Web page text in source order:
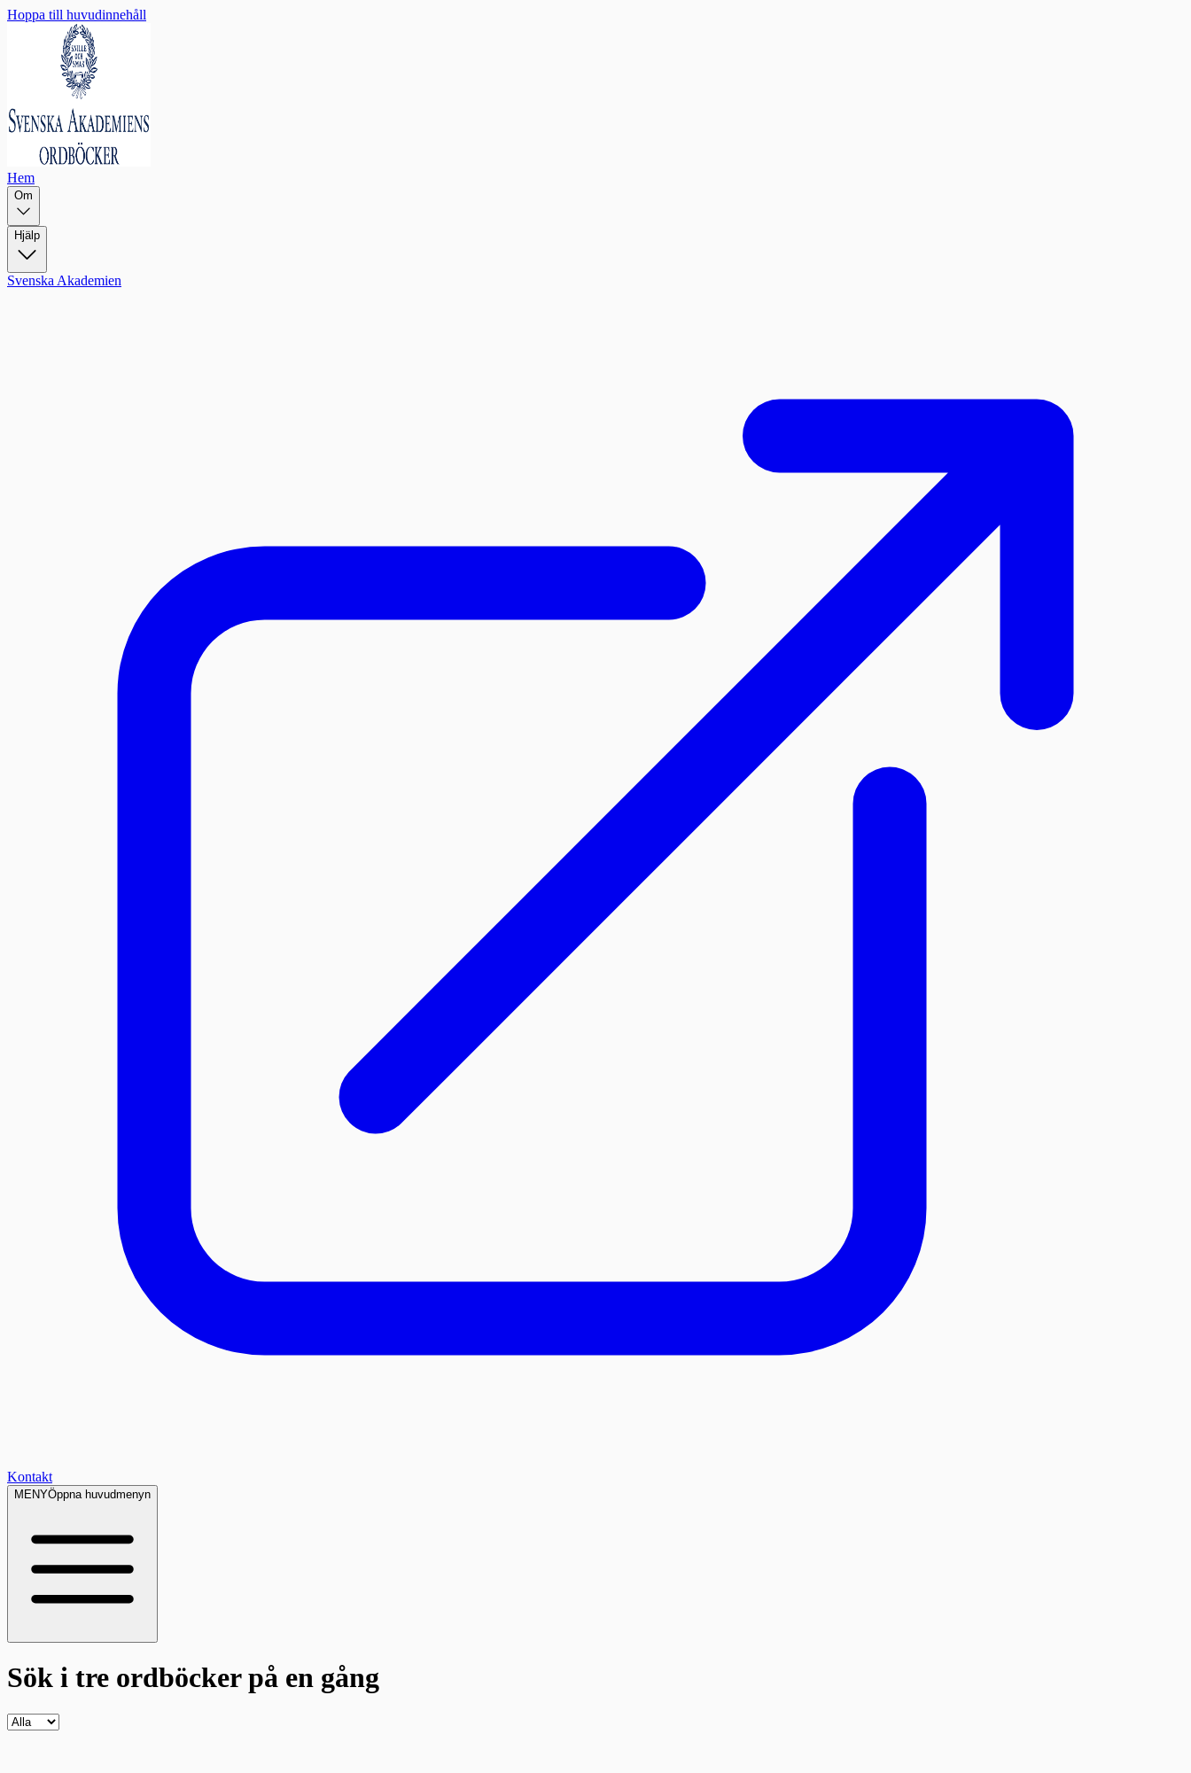
Hoppa till huvudinnehåll
Hem
Om
Hjälp
Svenska Akademien
Kontakt
MENYÖppna huvudmenyn
Sök i tre ordböckerpå en gång